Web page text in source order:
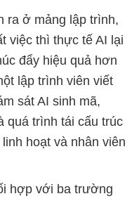
ra ở mảng lập trình,
việc thì thực tế AI lại
đẩy hiệu quả hơn
lập trình viên viết
sát AI sinh mã,
quá trình tái cấu trúc
hoạt và nhân viên
hợp với ba trường